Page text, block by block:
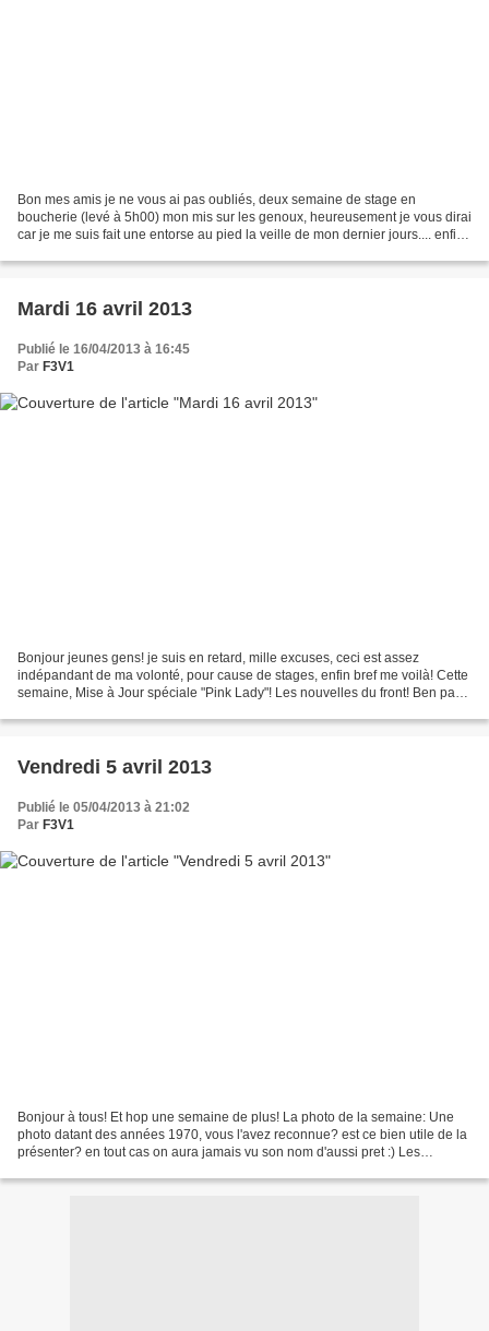
Bon mes amis je ne vous ai pas oubliés, deux semaine de stage en
boucherie (levé à 5h00) mon mis sur les genoux, heureusement je vous dirai
car je me suis fait une entorse au pied la veille de mon dernier jours.... enfin
Mardi 16 avril 2013
Publié le 16/04/2013 à 16:45
Par F3V1
Bonjour jeunes gens! je suis en retard, mille excuses, ceci est assez
indépandant de ma volonté, pour cause de stages, enfin bref me voilà! Cette
semaine, Mise à Jour spéciale "Pink Lady"! Les nouvelles du front! Ben pas
Vendredi 5 avril 2013
Publié le 05/04/2013 à 21:02
Par F3V1
Bonjour à tous! Et hop une semaine de plus! La photo de la semaine: Une
photo datant des années 1970, vous l'avez reconnue? est ce bien utile de la
présenter? en tout cas on aura jamais vu son nom d'aussi pret :) Les